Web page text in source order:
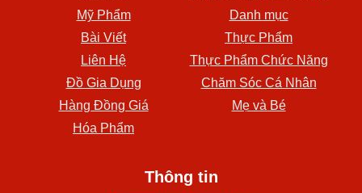
Mỹ Phẩm
Danh mục
Bài Viết
Thực Phẩm
Liên Hệ
Thực Phẩm Chức Năng
Đồ Gia Dụng
Chăm Sóc Cá Nhân
Hàng Đồng Giá
Mẹ và Bé
Hóa Phẩm
Thông tin